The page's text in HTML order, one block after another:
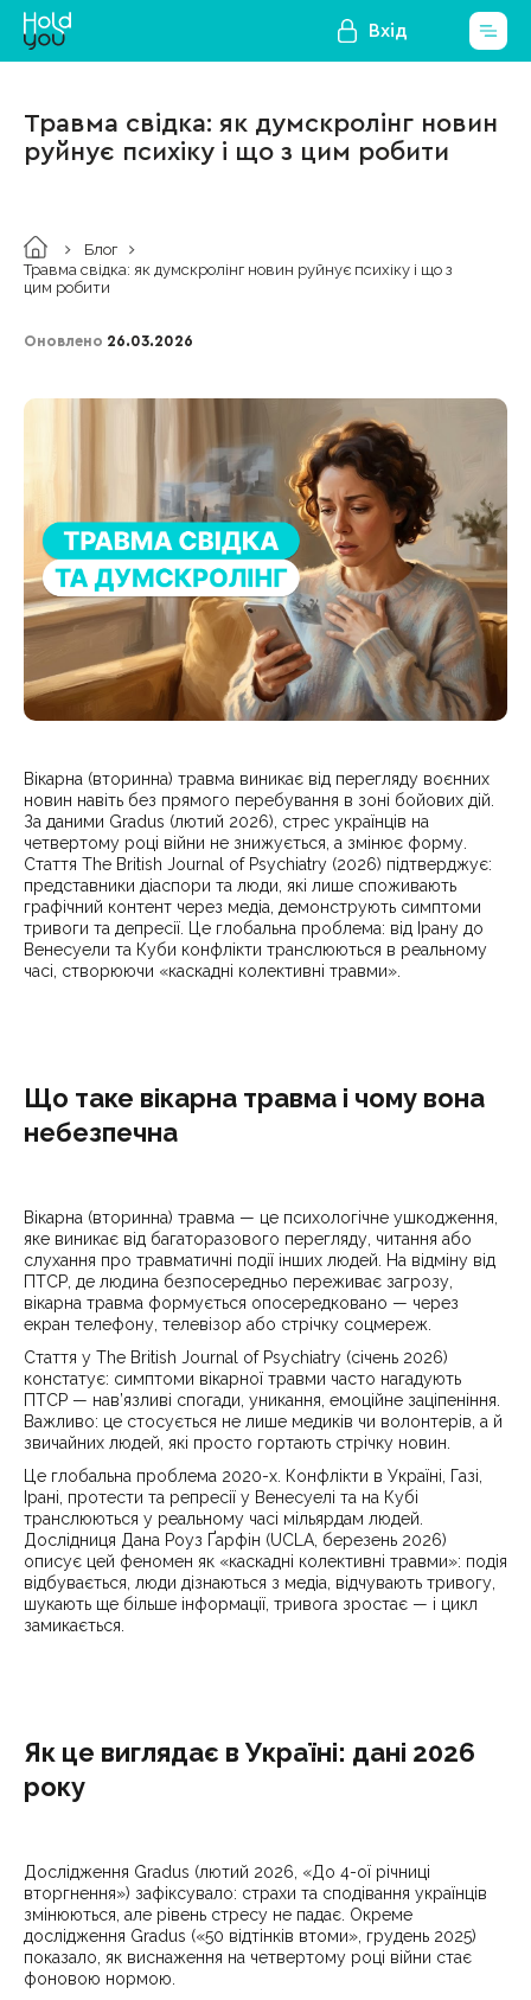
Вхід
Травма свідка: як думскролінг новин
руйнує психіку і що з цим робити
Блог
Травма свідка: як думскролінг новин руйнує психіку і що з
цим робити
Оновлено 26.03.2026
Вікарна (вторинна) травма виникає від перегляду воєнних
новин навіть без прямого перебування в зоні бойових дій.
За даними Gradus (лютий 2026), стрес українців на
четвертому році війни не знижується, а змінює форму.
Стаття The British Journal of Psychiatry (2026) підтверджує:
представники діаспори та люди, які лише споживають
графічний контент через медіа, демонструють симптоми
тривоги та депресії. Це глобальна проблема: від Ірану до
Венесуели та Куби конфлікти транслюються в реальному
часі, створюючи «каскадні колективні травми».
Що таке вікарна травма і чому вона
небезпечна
Вікарна (вторинна) травма — це психологічне ушкодження,
яке виникає від багаторазового перегляду, читання або
слухання про травматичні події інших людей. На відміну від
ПТСР, де людина безпосередньо переживає загрозу,
вікарна травма формується опосередковано — через
екран телефону, телевізор або стрічку соцмереж.
Стаття у The British Journal of Psychiatry (січень 2026)
констатує: симптоми вікарної травми часто нагадують
ПТСР — нав’язливі спогади, уникання, емоційне заціпеніння.
Важливо: це стосується не лише медиків чи волонтерів, а й
звичайних людей, які просто гортають стрічку новин.
Це глобальна проблема 2020-х. Конфлікти в Україні, Газі,
Ірані, протести та репресії у Венесуелі та на Кубі
транслюються у реальному часі мільярдам людей.
Дослідниця Дана Роуз Ґарфін (UCLA, березень 2026)
описує цей феномен як «каскадні колективні травми»: подія
відбувається, люди дізнаються з медіа, відчувають тривогу,
шукають ще більше інформації, тривога зростає — і цикл
замикається.
Як це виглядає в Україні: дані 2026
року
Дослідження Gradus (лютий 2026, «До 4-ої річниці
вторгнення») зафіксувало: страхи та сподівання українців
змінюються, але рівень стресу не падає. Окреме
дослідження Gradus («50 відтінків втоми», грудень 2025)
показало, як виснаження на четвертому році війни стає
фоновою нормою.